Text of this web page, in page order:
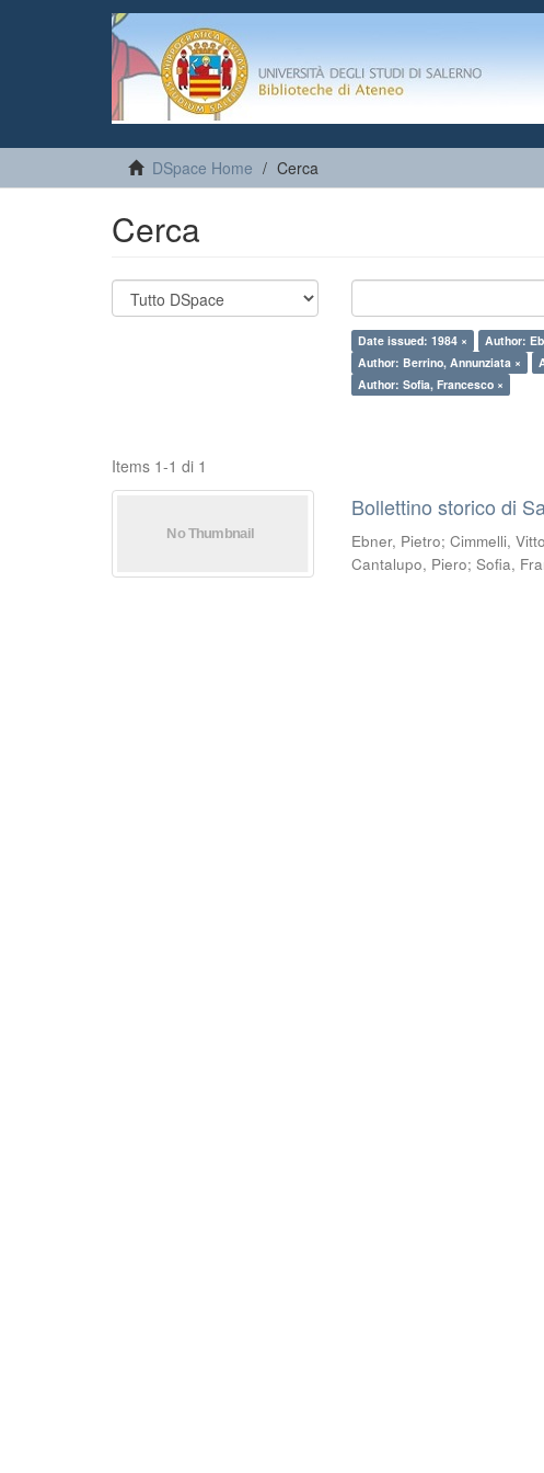
DSpace Home Cerca
Cerca
Date issued: 1984 × Author:
Author: Berrino, Annunziata ×
Author: Sofia, Francesco ×
Items 1-1 di 1
Bollettino storico di
Ebner, Pietro;Cimmelli,
Cantalupo, Piero;Sofia,